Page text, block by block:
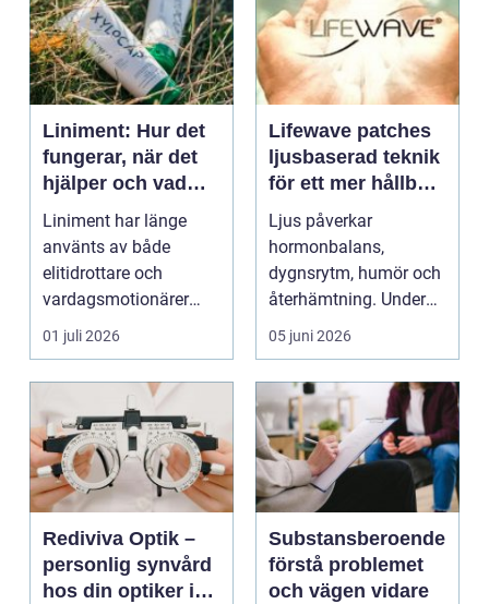
Liniment: Hur det
fungerar, när det
hjälper och vad
man bör tänka på
Liniment har länge
använts av både
elitidrottare och
vardagsmotionärer
för...
01 juli 2026
Lifewave patches
ljusbaserad teknik
för ett mer hållbart
välbefinnande
Ljus påverkar
hormonbalans,
dygnsrytm, humör och
återhämtning. Under
senare år har en ny typ
av prod...
05 juni 2026
Rediviva Optik –
personlig synvård
hos din optiker i
Substansberoende
förstå problemet
och vägen vidare